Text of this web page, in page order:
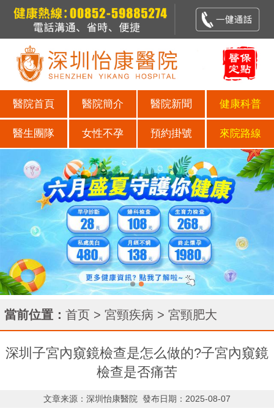
醫院首頁 醫院簡介 醫院新聞 健康科普
醫生團隊 女性不孕 預約掛號 來院路線
當前位置： 首页 > 宮頸疾病 > 宮頸肥大
深圳子宮內窺鏡檢查是怎么做的?子宮內窺鏡
檢查是否痛苦
文章来源：深圳怡康醫院 發布日期：2025-08-07